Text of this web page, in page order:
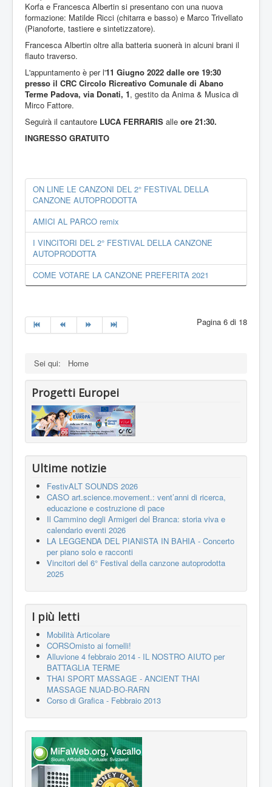
Korfa e Francesca Albertin si presentano con una nuova
formazione: Matilde Ricci (chitarra e basso) e Marco Trivellato
(Pianoforte, tastiere e sintetizzatore).
Francesca Albertin oltre alla batteria suonerà in alcuni brani il
flauto traverso.
L'appuntamento è per l'11 Giugno 2022 dalle ore 19:30
presso il CRC Circolo Ricreativo Comunale di Abano
Terme Padova, via Donati, 1, gestito da Anima & Musica di
Mirco Fattore.
Seguirà il cantautore LUCA FERRARIS alle ore 21:30.
INGRESSO GRATUITO
ON LINE LE CANZONI DEL 2° FESTIVAL DELLA
CANZONE AUTOPRODOTTA
AMICI AL PARCO remix
I VINCITORI DEL 2° FESTIVAL DELLA CANZONE
AUTOPRODOTTA
COME VOTARE LA CANZONE PREFERITA 2021
Pagina 6 di 18
Sei qui: Home
Progetti Europei
Ultime notizie
FestivALT SOUNDS 2026
CASO art.science.movement.: vent’anni di ricerca,
educazione e costruzione di pace
Il Cammino degli Armigeri del Branca: storia viva e
calendario eventi 2026
LA LEGGENDA DEL PIANISTA IN BAHIA - Concerto
per piano solo e racconti
Vincitori del 6° Festival della canzone autoprodotta
2025
I più letti
Mobilità Articolare
CORSOmisto ai fornelli!
Alluvione 4 febbraio 2014 - IL NOSTRO AIUTO per
BATTAGLIA TERME
THAI SPORT MASSAGE - ANCIENT THAI
MASSAGE NUAD-BO-RARN
Corso di Grafica - Febbraio 2013